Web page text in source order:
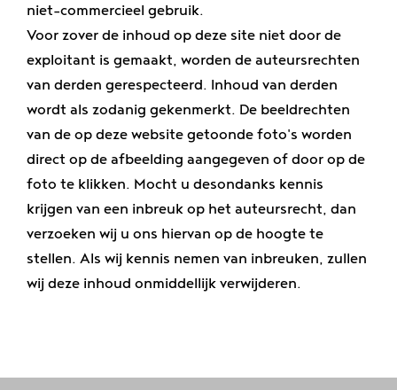
niet-commercieel gebruik.
Voor zover de inhoud op deze site niet door de
exploitant is gemaakt, worden de auteursrechten
van derden gerespecteerd. Inhoud van derden
wordt als zodanig gekenmerkt. De beeldrechten
van de op deze website getoonde foto's worden
direct op de afbeelding aangegeven of door op de
foto te klikken. Mocht u desondanks kennis
krijgen van een inbreuk op het auteursrecht, dan
verzoeken wij u ons hiervan op de hoogte te
stellen. Als wij kennis nemen van inbreuken, zullen
wij deze inhoud onmiddellijk verwijderen.